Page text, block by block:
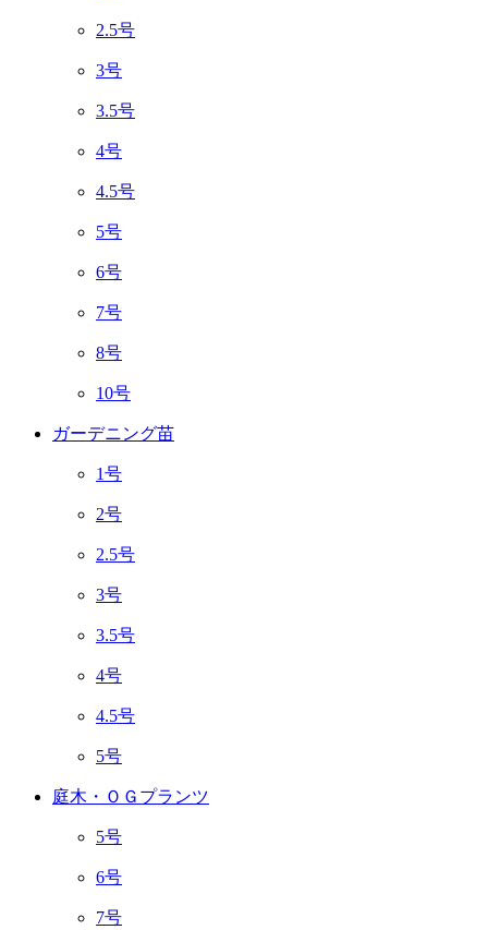
2.5号
3号
3.5号
4号
4.5号
5号
6号
7号
8号
10号
ガーデニング苗
1号
2号
2.5号
3号
3.5号
4号
4.5号
5号
庭木・ＯＧプランツ
5号
6号
7号